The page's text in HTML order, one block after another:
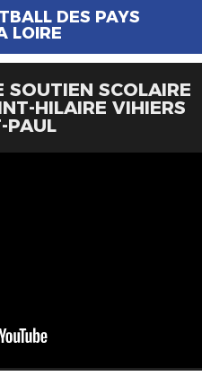
DES PAYS
LOIRE
SOUTIEN SCOLAIRE
HILAIRE VIHIERS
PAUL